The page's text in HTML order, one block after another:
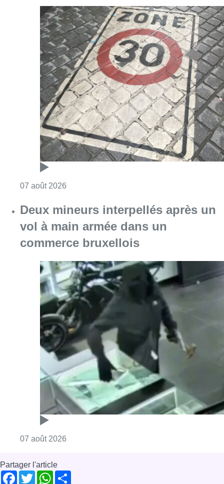
07 août 2026
Deux mineurs interpellés après un
vol à main armée dans un
commerce bruxellois
07 août 2026
Partager l'article
Facebook
TwitterWhatsApp